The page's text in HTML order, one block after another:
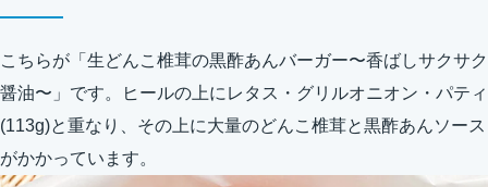
こちらが「生どんこ椎茸の黒酢あんバーガー〜香ばしサクサク
醤油〜」です。ヒールの上にレタス・グリルオニオン・パティ
(113g)と重なり、その上に大量のどんこ椎茸と黒酢あんソース
がかかっています。